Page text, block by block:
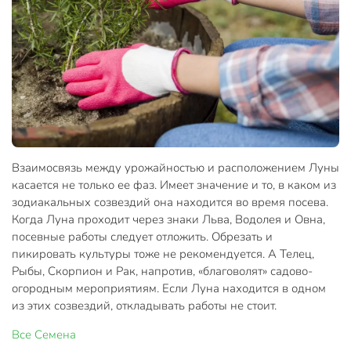
Взаимосвязь между урожайностью и расположением Луны
касается не только ее фаз. Имеет значение и то, в каком из
зодиакальных созвездий она находится во время посева.
Когда Луна проходит через знаки Льва, Водолея и Овна,
посевные работы следует отложить. Обрезать и
пикировать культуры тоже не рекомендуется. А Телец,
Рыбы, Скорпион и Рак, напротив, «благоволят» садово-
огородным мероприятиям. Если Луна находится в одном
из этих созвездий, откладывать работы не стоит.
Все Семена